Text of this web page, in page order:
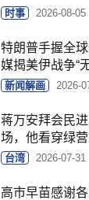
时事 2026-08-05
特朗普手握全
媒揭美伊战争“
新闻解画 2026-
蒋万安拜会民
场，他看穿绿
台湾 2026-07-31
高市早苗感谢